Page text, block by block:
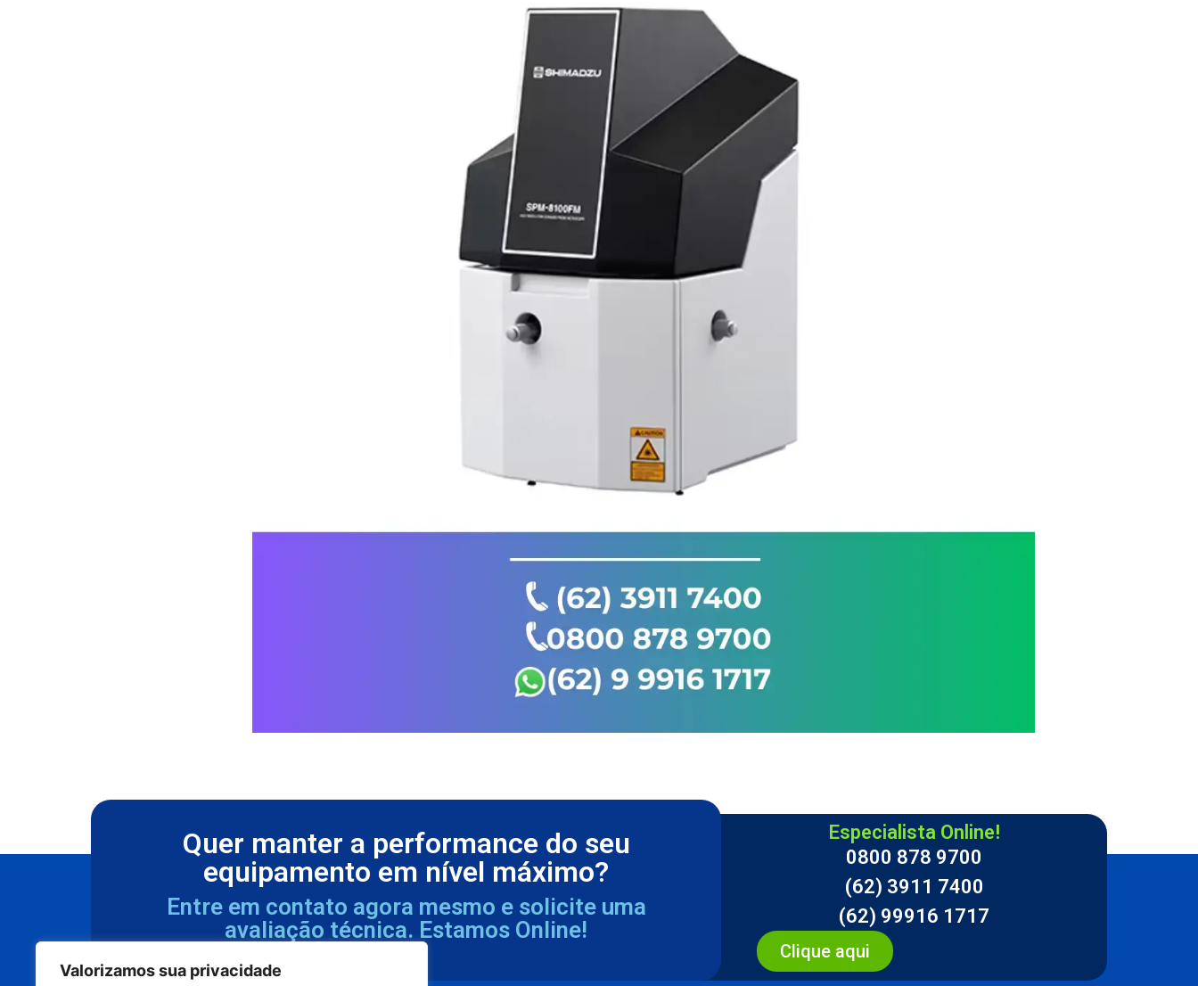
Valorizamos sua privacidade
Quer manter a performance do seu
equipamento em nível máximo?
Entre em contato agora mesmo e solicite uma
avaliação técnica. Estamos Online!
Especialista Online!
0800 878 9700
(62) 3911 7400
(62) 99916 1717
Clique aqui